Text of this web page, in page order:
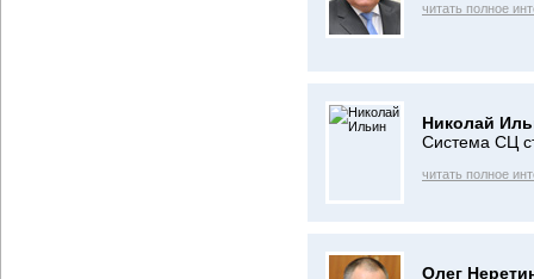
читать полное
Николай
Система СЦ
читать полное
Олег